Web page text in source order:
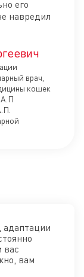
его
навредил
врач,
кошек
А.П
вас
вам